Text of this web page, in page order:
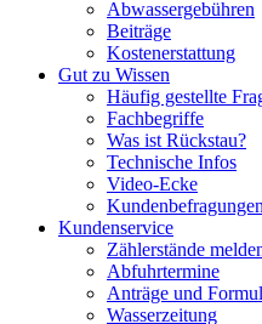
Abwassergebühren
Beiträge
Kostenerstattung
Gut zu Wissen
Häufig gestellte
Fachbegriffe
Was ist Rückstau?
Technische Infos
Video-Ecke
Kundenbefragungen
Kundenservice
Zählerstände
Abfuhrtermine
Anträge und
Wasserzeitung